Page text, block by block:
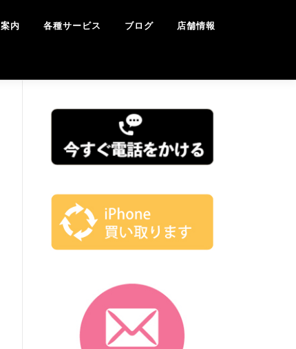
内 各種サービス ブログ 店舗情報